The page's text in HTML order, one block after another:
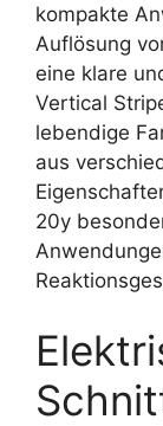
kompakte
Auflösung
eine klare
Vertical
lebendige
aus
20y